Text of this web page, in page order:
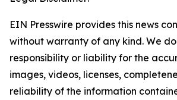
EIN Presswire provides this news
without warranty of any kind. We
responsibility or liability for the
images, videos, licenses,
reliability of the information